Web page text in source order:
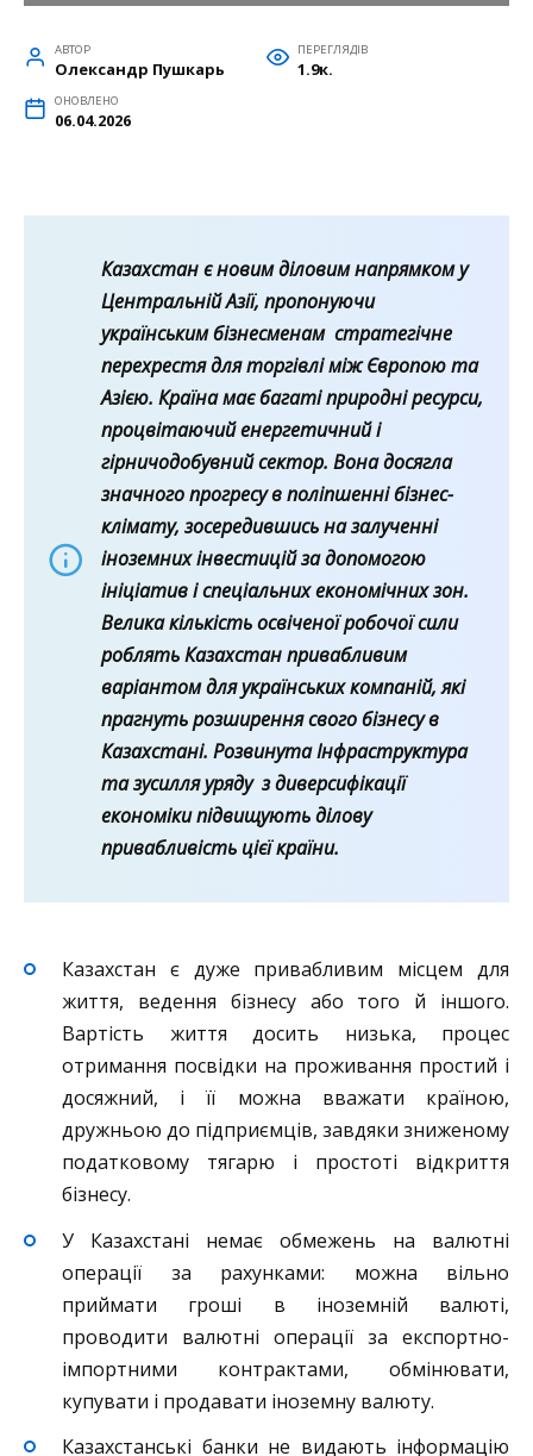
АВТОР
Олександр Пушкарь
ПЕРЕГЛЯДІВ
1.9к.
ОНОВЛЕНО
06.04.2026
Казахстан є новим діловим напрямком у
Центральній Азії, пропонуючи
українським бізнесменам стратегічне
перехрестя для торгівлі між Європою та
Азією. Країна має багаті природні ресурси,
процвітаючий енергетичний і
гірничодобувний сектор. Вона досягла
значного прогресу в поліпшенні бізнес-
клімату, зосередившись на залученні
іноземних інвестицій за допомогою
ініціатив і спеціальних економічних зон.
Велика кількість освіченої робочої сили
роблять Казахстан привабливим
варіантом для українських компаній, які
прагнуть розширення свого бізнесу в
Казахстані. Розвинута Інфраструктура
та зусилля уряду з диверсифікації
економіки підвищують ділову
привабливість цієї країни.
Казахстан є дуже привабливим місцем для
життя, ведення бізнесу або того й іншого.
Вартість життя досить низька, процес
отримання посвідки на проживання простий і
досяжний, і її можна вважати країною,
дружньою до підприємців, завдяки зниженому
податковому тягарю і простоті відкриття
бізнесу.
У Казахстані немає обмежень на валютні
операції за рахунками: можна вільно
приймати гроші в іноземній валюті,
проводити валютні операції за експортно-
імпортними контрактами, обмінювати,
купувати і продавати іноземну валюту.
Казахстанські банки не видають інформацію